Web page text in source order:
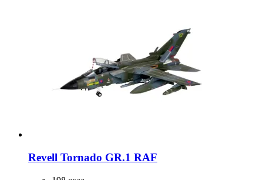
Revell Tornado GR.1 RAF